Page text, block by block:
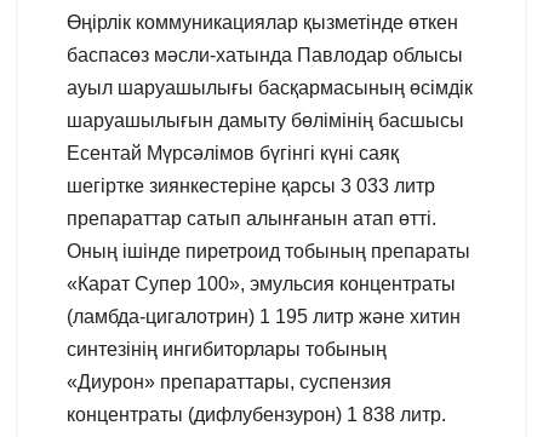
Өңірлік коммуникациялар қызметінде өткен
баспасөз мәсли-хатында Павлодар облысы
ауыл шаруашылығы басқармасының өсімдік
шаруашылығын дамыту бөлімінің басшысы
Есентай Мүрсәлімов бүгінгі күні саяқ
шегіртке зиянкестеріне қарсы 3 033 литр
препараттар сатып алынғанын атап өтті.
Оның ішінде пиретроид тобының препараты
«Карат Супер 100», эмульсия концентраты
(ламбда-цигалотрин) 1 195 литр және хитин
синтезінің ингибиторлары тобының
«Диурон» препараттары, суспензия
концентраты (дифлубензурон) 1 838 литр.